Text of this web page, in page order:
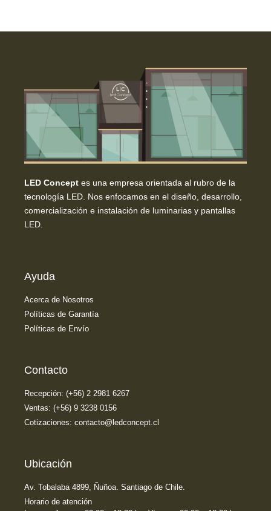
LED Concept es una empresa orientada al rubro de la
tecnología LED. Nos enfocamos en el diseño, desarrollo,
comercialización e instalación de luminarias y pantallas
LED.
Ayuda
Acerca de Nosotros
Políticas de Garantía
Políticas de Envío
Contacto
Recepción: (+56) 2 2981 6267
Ventas: (+56) 9 3238 0156
Cotizaciones: contacto@ledconcept.cl
Ubicación
Av. Tobalaba 4899, Ñuñoa. Santiago de Chile.
Horario de atención